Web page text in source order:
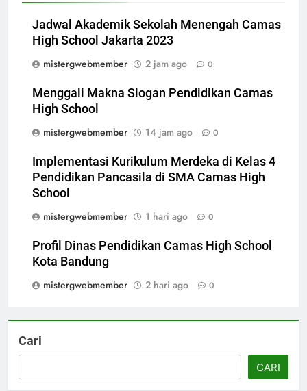
Jadwal Akademik Sekolah Menengah Camas
High School Jakarta 2023
mistergwebmember
2 jam ago 0
Menggali Makna Slogan Pendidikan Camas
High School
mistergwebmember
14 jam ago 0
Implementasi Kurikulum Merdeka di Kelas 4
Pendidikan Pancasila di SMA Camas High
School
mistergwebmember
1 hari ago 0
Profil Dinas Pendidikan Camas High School
Kota Bandung
mistergwebmember
2 hari ago 0
Cari
CARI